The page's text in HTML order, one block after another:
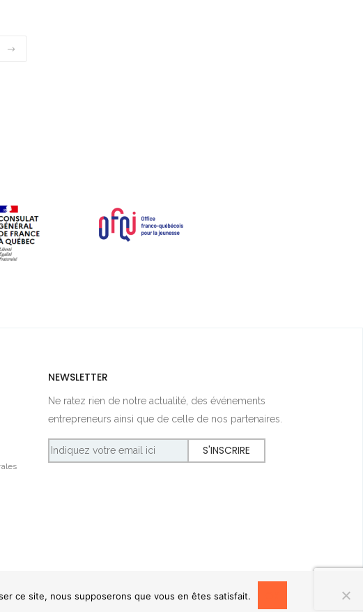
NEWSLETTER
Ne ratez rien de notre actualité, des événements
entrepreneurs ainsi que de celle de nos partenaires.
ce site, nous supposerons que vous en êtes satisfait.